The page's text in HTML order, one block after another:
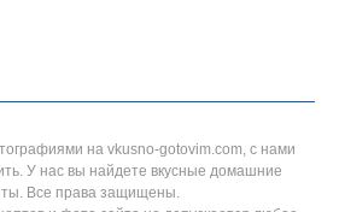
на vkusno-gotovim.com, с нами
У нас вы найдете вкусные домашние
Все права защищены.